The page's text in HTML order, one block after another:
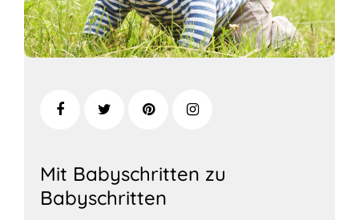
Mit Babyschritten zu
Babyschritten